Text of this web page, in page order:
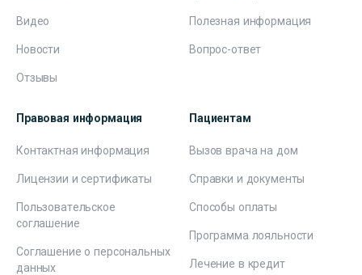
Видео
Новости
Отзывы
Полезная информация
Вопрос-ответ
Правовая информация
Контактная информация
Лицензии и сертификаты
Пользовательское
соглашение
Соглашение о персональных
данных
Пациентам
Вызов врача на дом
Справки и документы
Способы оплаты
Программа лояльности
Лечение в кредит